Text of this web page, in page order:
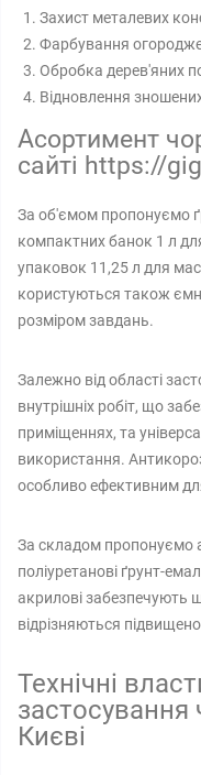
Захист металевих
Фарбування
Обробка дерев'яних
Відновлення
Асортимент
сайті https://
За об'ємом пропонуємо
компактних банок 1 л
упаковок 11,25 л для
користуються також
розміром завдань.
Залежно від області
внутрішніх робіт, що
приміщеннях, та
використання.
особливо ефективним
За складом пропонуємо
поліуретанові ґрунт-
акрилові забезпечують
відрізняються
Технічні
застосування
Києві